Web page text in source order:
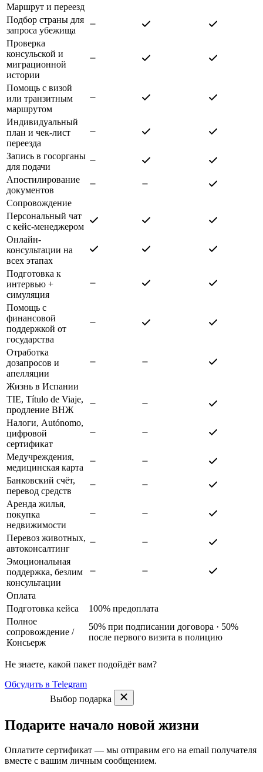
Маршрут и переезд
Подбор страны для
запроса убежища
Проверка
консульской и
миграционной
истории
Помощь с визой
или транзитным
маршрутом
Индивидуальный
план и чек-лист
переезда
Запись в госорганы
для подачи
Апостилирование
документов
Сопровождение
Персональный чат
с кейс-менеджером
Онлайн-
консультации на
всех этапах
Подготовка к
интервью +
симуляция
Помощь с
финансовой
поддержкой от
государства
Отработка
дозапросов и
апелляции
Жизнь в Испании
TIE, Título de Viaje,
продление ВНЖ
Налоги, Autónomo,
цифровой
сертификат
Медучреждения,
медицинская карта
Банковский счёт,
перевод средств
Аренда жилья,
покупка
недвижимости
Перевоз животных,
автоконсалтинг
Эмоциональная
поддержка, безлим
консультации
Оплата
Подготовка кейса
100% предоплата
Полное
сопровождение /
Консьерж
50% при подписании договора · 50%
после первого визита в полицию
Не знаете, какой пакет подойдёт вам?
Обсудить в Telegram
Выбор подарка
Подарите начало новой жизни
Оплатите сертификат — мы отправим его на email получателя
вместе с вашим личным сообщением.